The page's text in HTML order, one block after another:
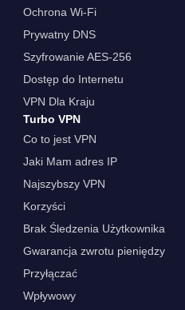
Ochrona Wi-Fi
Prywatny DNS
Szyfrowanie AES-256
Dostęp do Internetu
VPN Dla Kraju
Turbo VPN
Co to jest VPN
Jaki Mam adres IP
Najszybszy VPN
Korzyści
Brak Śledzenia Użytkownika
Gwarancja zwrotu pieniędzy
Przyłączać
Wpływowy